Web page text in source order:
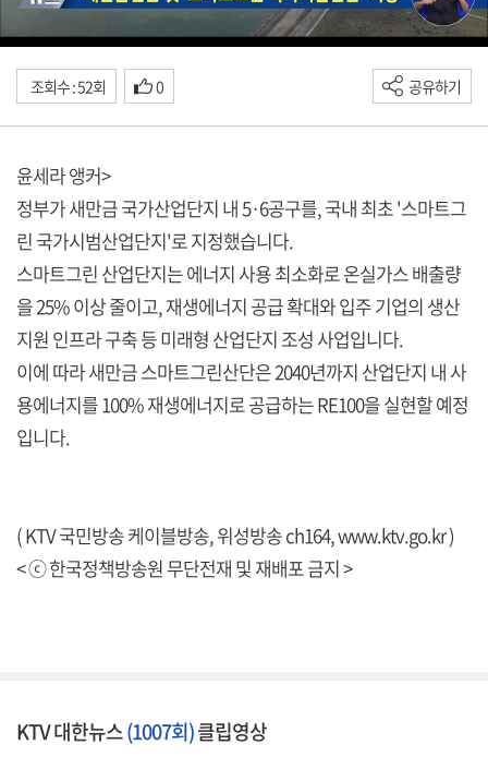
조회수 : 52회 0 공유하기
윤세라 앵커>
정부가 새만금 국가산업단지 내 5·6공구를, 국내 최초 '스마트그
린 국가시범산업단지'로 지정했습니다.
스마트그린 산업단지는 에너지 사용 최소화로 온실가스 배출량
을 25% 이상 줄이고, 재생에너지 공급 확대와 입주 기업의 생산
지원 인프라 구축 등 미래형 산업단지 조성 사업입니다.
이에 따라 새만금 스마트그린산단은 2040년까지 산업단지 내 사
용에너지를 100% 재생에너지로 공급하는 RE100을 실현할 예정
입니다.
( KTV 국민방송 케이블방송, 위성방송 ch164,www.ktv.go.kr)
< ⓒ 한국정책방송원 무단전재 및 재배포 금지 >
KTV 대한뉴스(1007회)클립영상